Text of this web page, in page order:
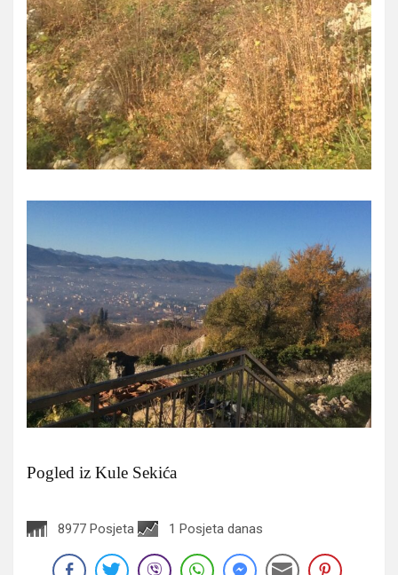
Pogled iz Kule Sekića
8977 Posjeta 1 Posjeta danas